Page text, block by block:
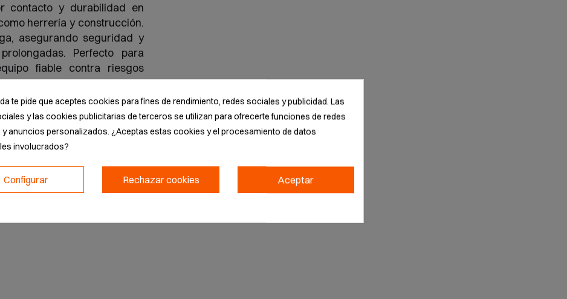
contacto y durabilidad en
herrería y construcción.
asegurando seguridad y
Perfecto para
fiable contra riesgos
te pide que aceptes cookies para fines de rendimiento, redes sociales y publicidad. Las
y las cookies publicitarias de terceros se utilizan para ofrecerte funciones de redes
anuncios personalizados. ¿Aceptas estas cookies y el procesamiento de datos
involucrados?
Aceptar
Rechazar cookies
Configurar